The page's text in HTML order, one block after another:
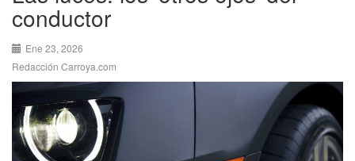
conductor
Ene 23, 2026
Redacción Carroya.com